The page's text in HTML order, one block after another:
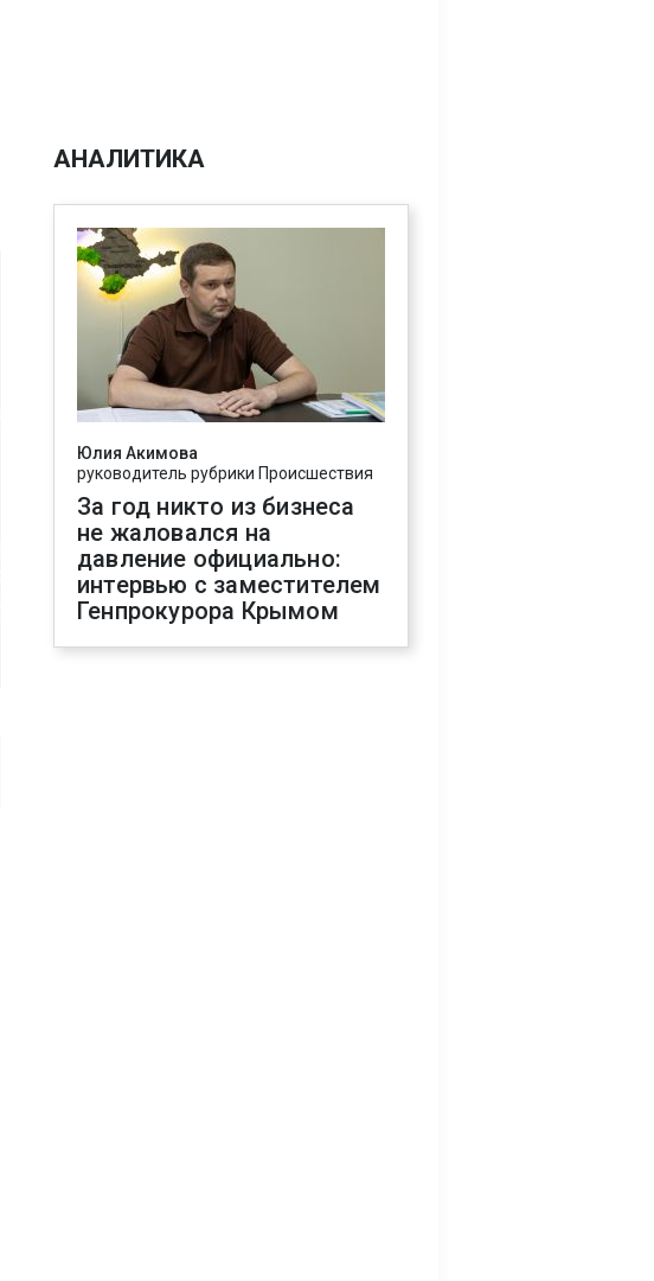
АНАЛИТИКА
Юлия Акимова
руководитель рубрики Происшествия
За год никто из бизнеса
не жаловался на
давление официально:
интервью с заместителем
Генпрокурора Крымом